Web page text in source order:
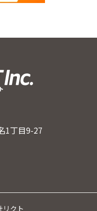
1丁目9-27
クト